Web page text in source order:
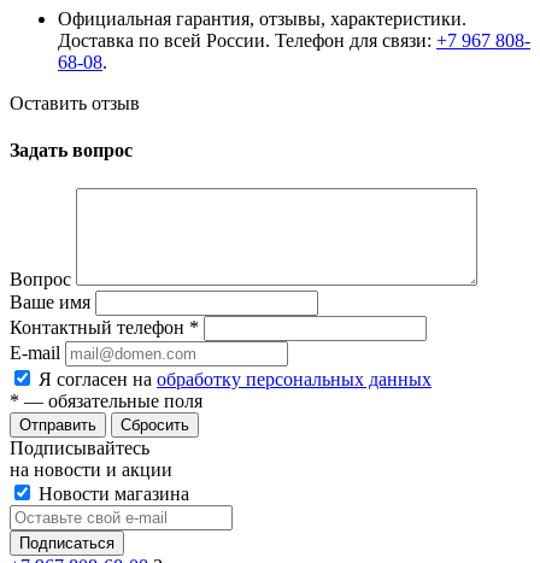
Официальная гарантия, отзывы, характеристики.
Доставка по всей России. Телефон для связи: +7 967 808-
68-08.
Оставить отзыв
Задать вопрос
Вопрос
Ваше имя
Контактный телефон *
E-mail
Я согласен на обработку персональных данных
* — обязательные поля
Сбросить
Подписывайтесь
на новости и акции
Новости магазина